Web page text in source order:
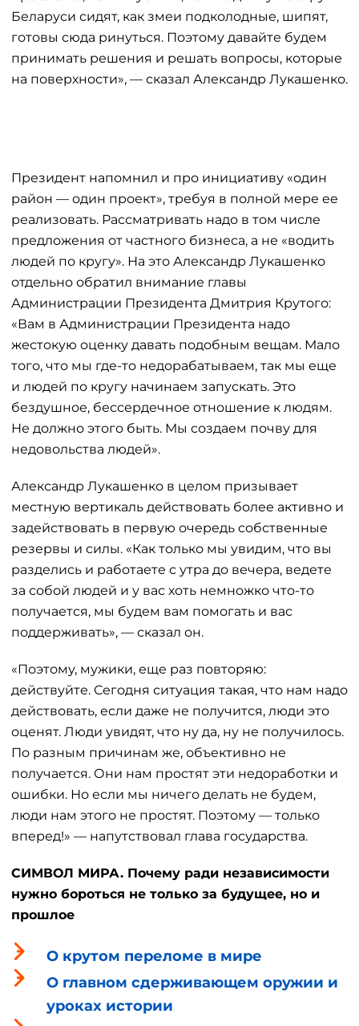
Беларуси сидят, как змеи подколодные, шипят,
готовы сюда ринуться. Поэтому давайте будем
принимать решения и решать вопросы, которые
на поверхности», — сказал Александр Лукашенко.
Президент напомнил и про инициативу «один
район — один проект», требуя в полной мере ее
реализовать. Рассматривать надо в том числе
предложения от частного бизнеса, а не «водить
людей по кругу». На это Александр Лукашенко
отдельно обратил внимание главы
Администрации Президента Дмитрия Крутого:
«Вам в Администрации Президента надо
жестокую оценку давать подобным вещам. Мало
того, что мы где-то недорабатываем, так мы еще
и людей по кругу начинаем запускать. Это
бездушное, бессердечное отношение к людям.
Не должно этого быть. Мы создаем почву для
недовольства людей».
Александр Лукашенко в целом призывает
местную вертикаль действовать более активно и
задействовать в первую очередь собственные
резервы и силы. «Как только мы увидим, что вы
разделись и работаете с утра до вечера, ведете
за собой людей и у вас хоть немножко что-то
получается, мы будем вам помогать и вас
поддерживать», — сказал он.
«Поэтому, мужики, еще раз повторяю:
действуйте. Сегодня ситуация такая, что нам надо
действовать, если даже не получится, люди это
оценят. Люди увидят, что ну да, ну не получилось.
По разным причинам же, объективно не
получается. Они нам простят эти недоработки и
ошибки. Но если мы ничего делать не будем,
люди нам этого не простят. Поэтому — только
вперед!» — напутствовал глава государства.
СИМВОЛ МИРА. Почему ради независимости
нужно бороться не только за будущее, но и
прошлое
О крутом переломе в мире
О главном сдерживающем оружии и
уроках истории